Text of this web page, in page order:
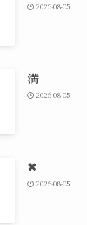
2026-08-05
満
2026-08-05
✖
2026-08-05